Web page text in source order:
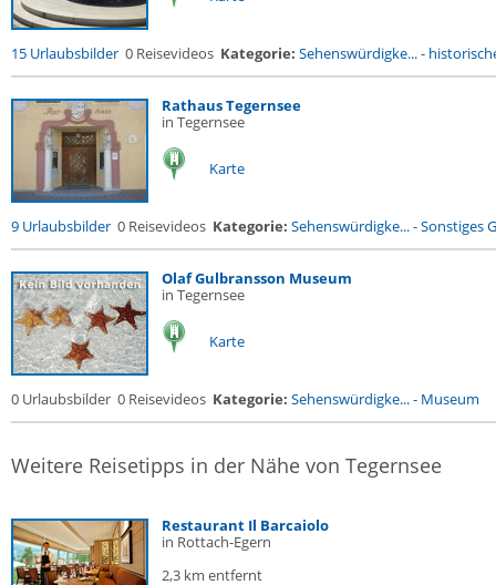
15 Urlaubsbilder 0 Reisevideos Kategorie: Sehenswürdigke...-
Rathaus Tegernsee
in Tegernsee
Karte
9 Urlaubsbilder 0 Reisevideos Kategorie: Sehenswürdigke...-Sonstiges
Olaf Gulbransson Museum
in Tegernsee
Karte
0 Urlaubsbilder 0 Reisevideos Kategorie: Sehenswürdigke...- Museum
Weitere Reisetipps in der Nähe von Tegernsee
Restaurant Il Barcaiolo
in Rottach-Egern
2,3 km entfernt